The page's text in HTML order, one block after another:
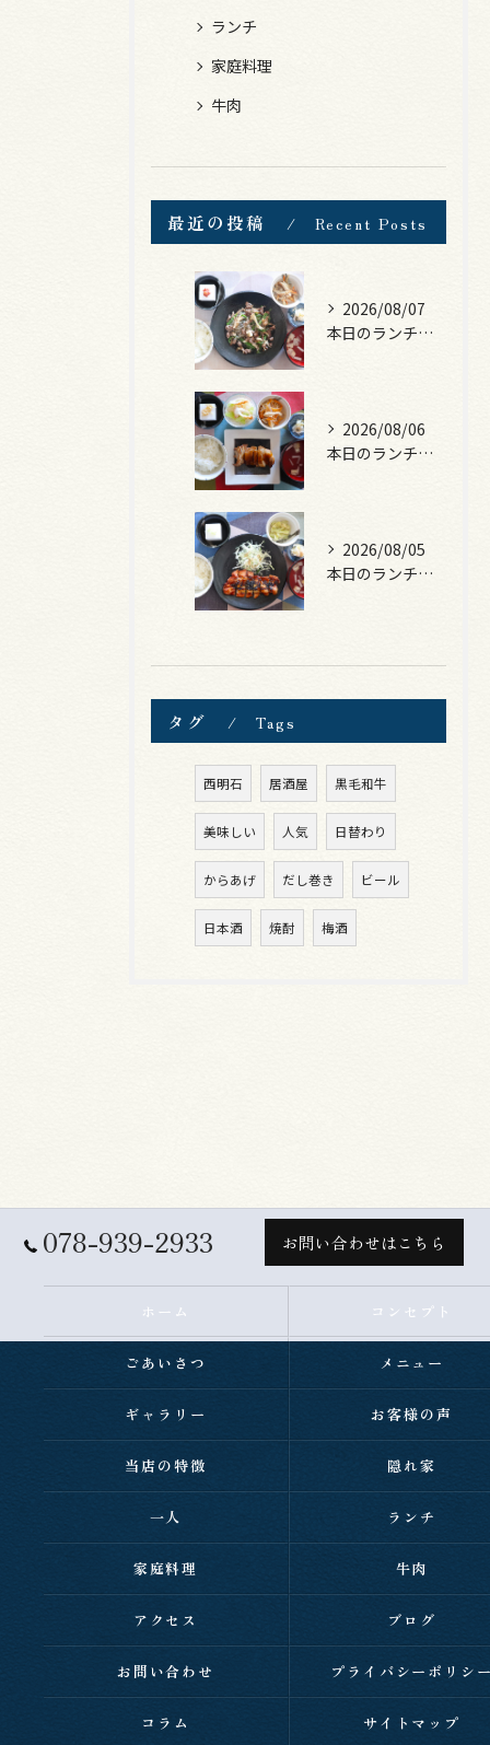
ランチ
家庭料理
牛肉
最近の投稿 Recent Posts
2026/08/07
本日のランチは、黒毛和牛のチャプチェ！
2026/08/06
本日のランチは、照焼きチキン！
2026/08/05
本日のランチは、ロース豚カツ梅はさみ！
タグ Tags
西明石 居酒屋 黒毛和牛
美味しい 人気 日替わり
からあげ だし巻き ビール
日本酒 焼酎 梅酒
078-939-2933 お問い合わせはこちら
ホーム コンセプト
ごあいさつ メニュー
ギャラリー お客様の声
当店の特徴 隠れ家
一人 ランチ
家庭料理 牛肉
アクセス ブログ
お問い合わせ プライバシーポリシ
コラム サイトマップ